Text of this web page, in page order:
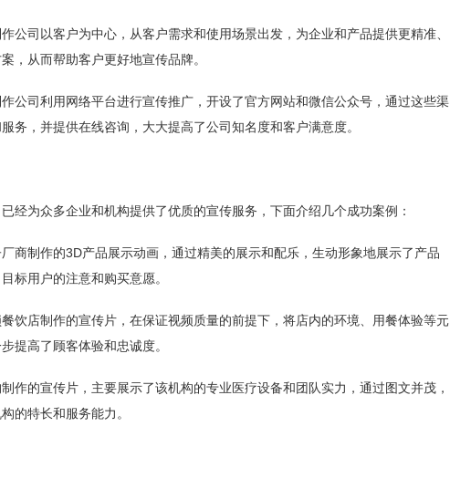
公司以客户为中心，从客户需求和使用场景出发，为企业和产品提供更精准、
，从而帮助客户更好地宣传品牌。
公司利用网络平台进行宣传推广，开设了官方网站和微信公众号，通过这些渠
务，并提供在线咨询，大大提高了公司知名度和客户满意度。
经为众多企业和机构提供了优质的宣传服务，下面介绍几个成功案例：
商制作的3D产品展示动画，通过精美的展示和配乐，生动形象地展示了产品
标用户的注意和购买意愿。
饮店制作的宣传片，在保证视频质量的前提下，将店内的环境、用餐体验等元
提高了顾客体验和忠诚度。
作的宣传片，主要展示了该机构的专业医疗设备和团队实力，通过图文并茂，
的特长和服务能力。